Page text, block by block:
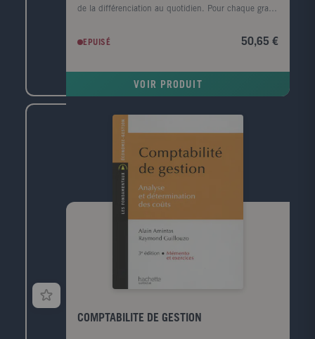
de la différenciation au quotidien. Pour chaque grand
CD-Rom regroupent les photofiches au format Word
et pdf pour permettre à l'enseignant de les modifier.
EPUISÉ 50,65 €
VOIR PRODUIT
COMPTABILITE DE GESTION